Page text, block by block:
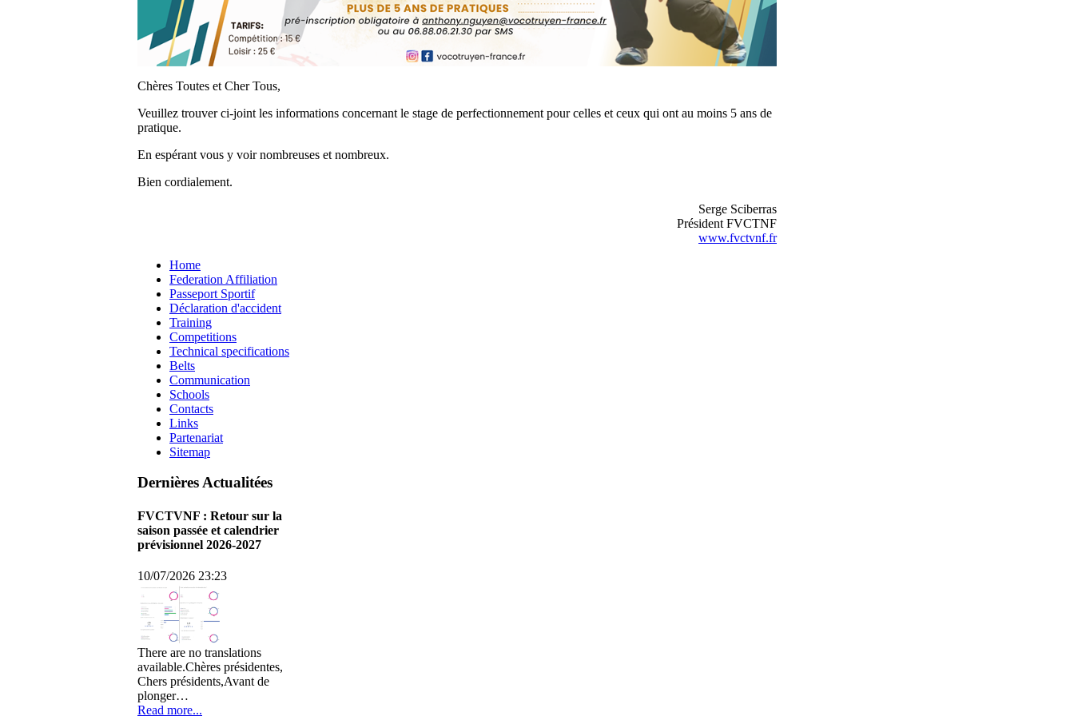
Chères Toutes et Cher Tous,
Veuillez trouver ci-joint les informations concernant le stage de perfectionnement pour celles et ceux qui ont au moins 5 ans de
pratique.
En espérant vous y voir nombreuses et nombreux.
Bien cordialement.
Serge Sciberras
Président FVCTNF
www.fvctvnf.fr
Home
Federation Affiliation
Passeport Sportif
Déclaration d'accident
Training
Competitions
Technical specifications
Belts
Communication
Schools
Contacts
Links
Partenariat
Sitemap
Dernières Actualitées
FVCTVNF : Retour sur la
saison passée et calendrier
prévisionnel 2026-2027
10/07/2026 23:23
There are no translations
available.Chères présidentes,
Chers présidents,Avant de
plonger…
Read more...